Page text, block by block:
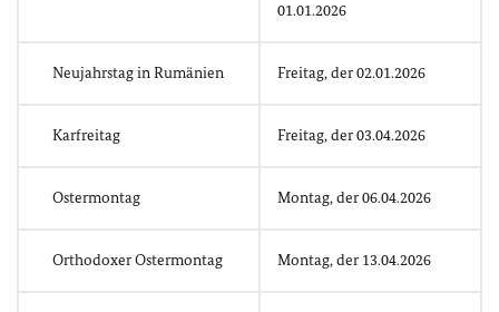
01.01.2026
Neujahrstag in Rumänien Freitag, der 02.01.2026
Karfreitag Freitag, der 03.04.2026
Ostermontag Montag, der 06.04.2026
Orthodoxer Ostermontag Montag, der 13.04.2026